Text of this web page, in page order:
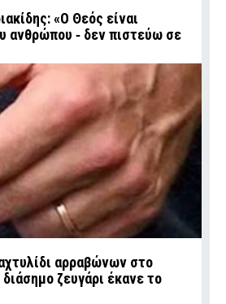
«Ο Θεός είναι
ανθρώπου ‑ δεν πιστεύω σε
αρραβώνων στο
ζευγάρι έκανε το